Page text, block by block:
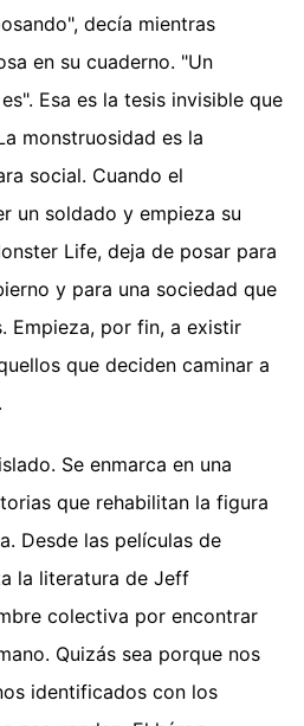
decía mientras
en su cuaderno. "Un
Esa es la tesis invisible que
monstruosidad es la
social. Cuando el
un soldado y empieza su
Life, deja de posar para
y para una sociedad que
Empieza, por fin, a existir
que deciden caminar a
Se enmarca en una
que rehabilitan la figura
Desde las películas de
la literatura de Jeff
colectiva por encontrar
Quizás sea porque nos
identificados con los